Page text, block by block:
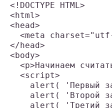
<!DOCTYPE HTML>
<html>
<head>
<meta
</head>
<body>
<p>Начинаем
  <script>
alert( 'Первый
alert( 'Второй
alert( 'Третий